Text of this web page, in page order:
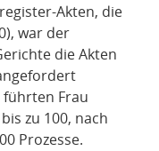
Akten, die
war der
die Akten
Frau
zu 100, nach
Prozesse.